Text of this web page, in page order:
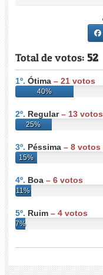
Total de votos: 52
1º. Ótima– 21votos
40%
2º. Regular– 13votos
25%
3º. Péssima– 8votos
15%
4º. Boa– 6votos
11%
5º. Ruim– 4votos
7%